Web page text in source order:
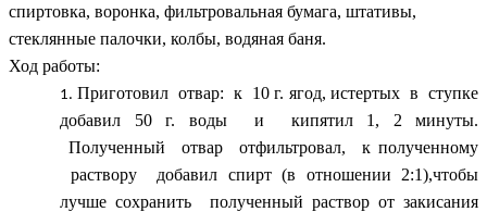
спиртовка, воронка, фильтровальная бумага, штативы,
стеклянные палочки, колбы, водяная баня.
Ход работы:
Приготовил отвар: к 10 г. ягод, истертых в ступке
добавил 50 г. воды и кипятил 1, 2 минуты.
Полученный отвар отфильтровал, к полученному
раствору добавил спирт (в отношении 2:1),чтобы
лучше сохранить полученный раствор от закисания